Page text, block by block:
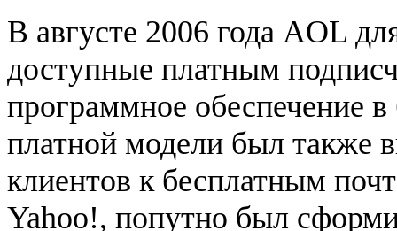
В августе 2006 года AOL
доступные платным
программное обеспечение в
платной модели был также
клиентов к бесплатным
Yahoo!, попутно был